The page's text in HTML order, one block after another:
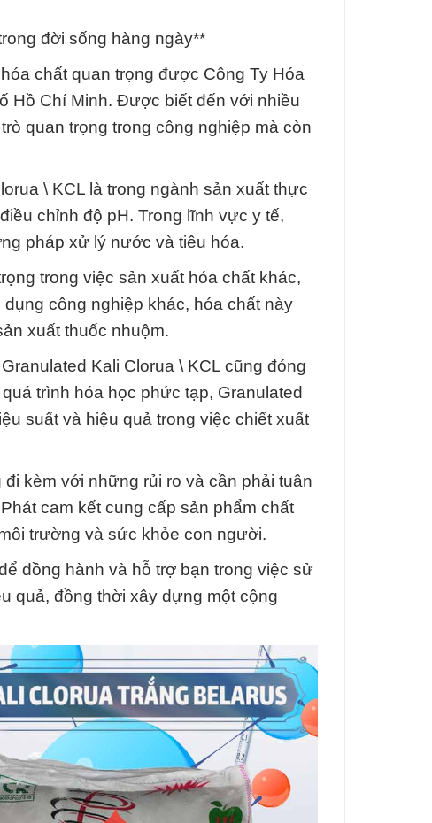
đời sống hàng ngày**
chất quan trọng được Công Ty Hóa
Hồ Chí Minh. Được biết đến với nhiều
quan trọng trong công nghiệp mà còn
\ KCL là trong ngành sản xuất thực
chỉnh độ pH. Trong lĩnh vực y tế,
pháp xử lý nước và tiêu hóa.
trong việc sản xuất hóa chất khác,
công nghiệp khác, hóa chất này
xuất thuốc nhuộm.
Kali Clorua \ KCL cũng đóng
trình hóa học phức tạp, Granulated
suất và hiệu quả trong việc chiết xuất
kèm với những rủi ro và cần phải tuân
cam kết cung cấp sản phẩm chất
trường và sức khỏe con người.
đồng hành và hỗ trợ bạn trong việc sử
quả, đồng thời xây dựng một cộng